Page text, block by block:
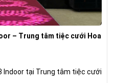
– Trung tâm tiệc cưới Hoa
Indoor tại Trung tâm tiệc cưới